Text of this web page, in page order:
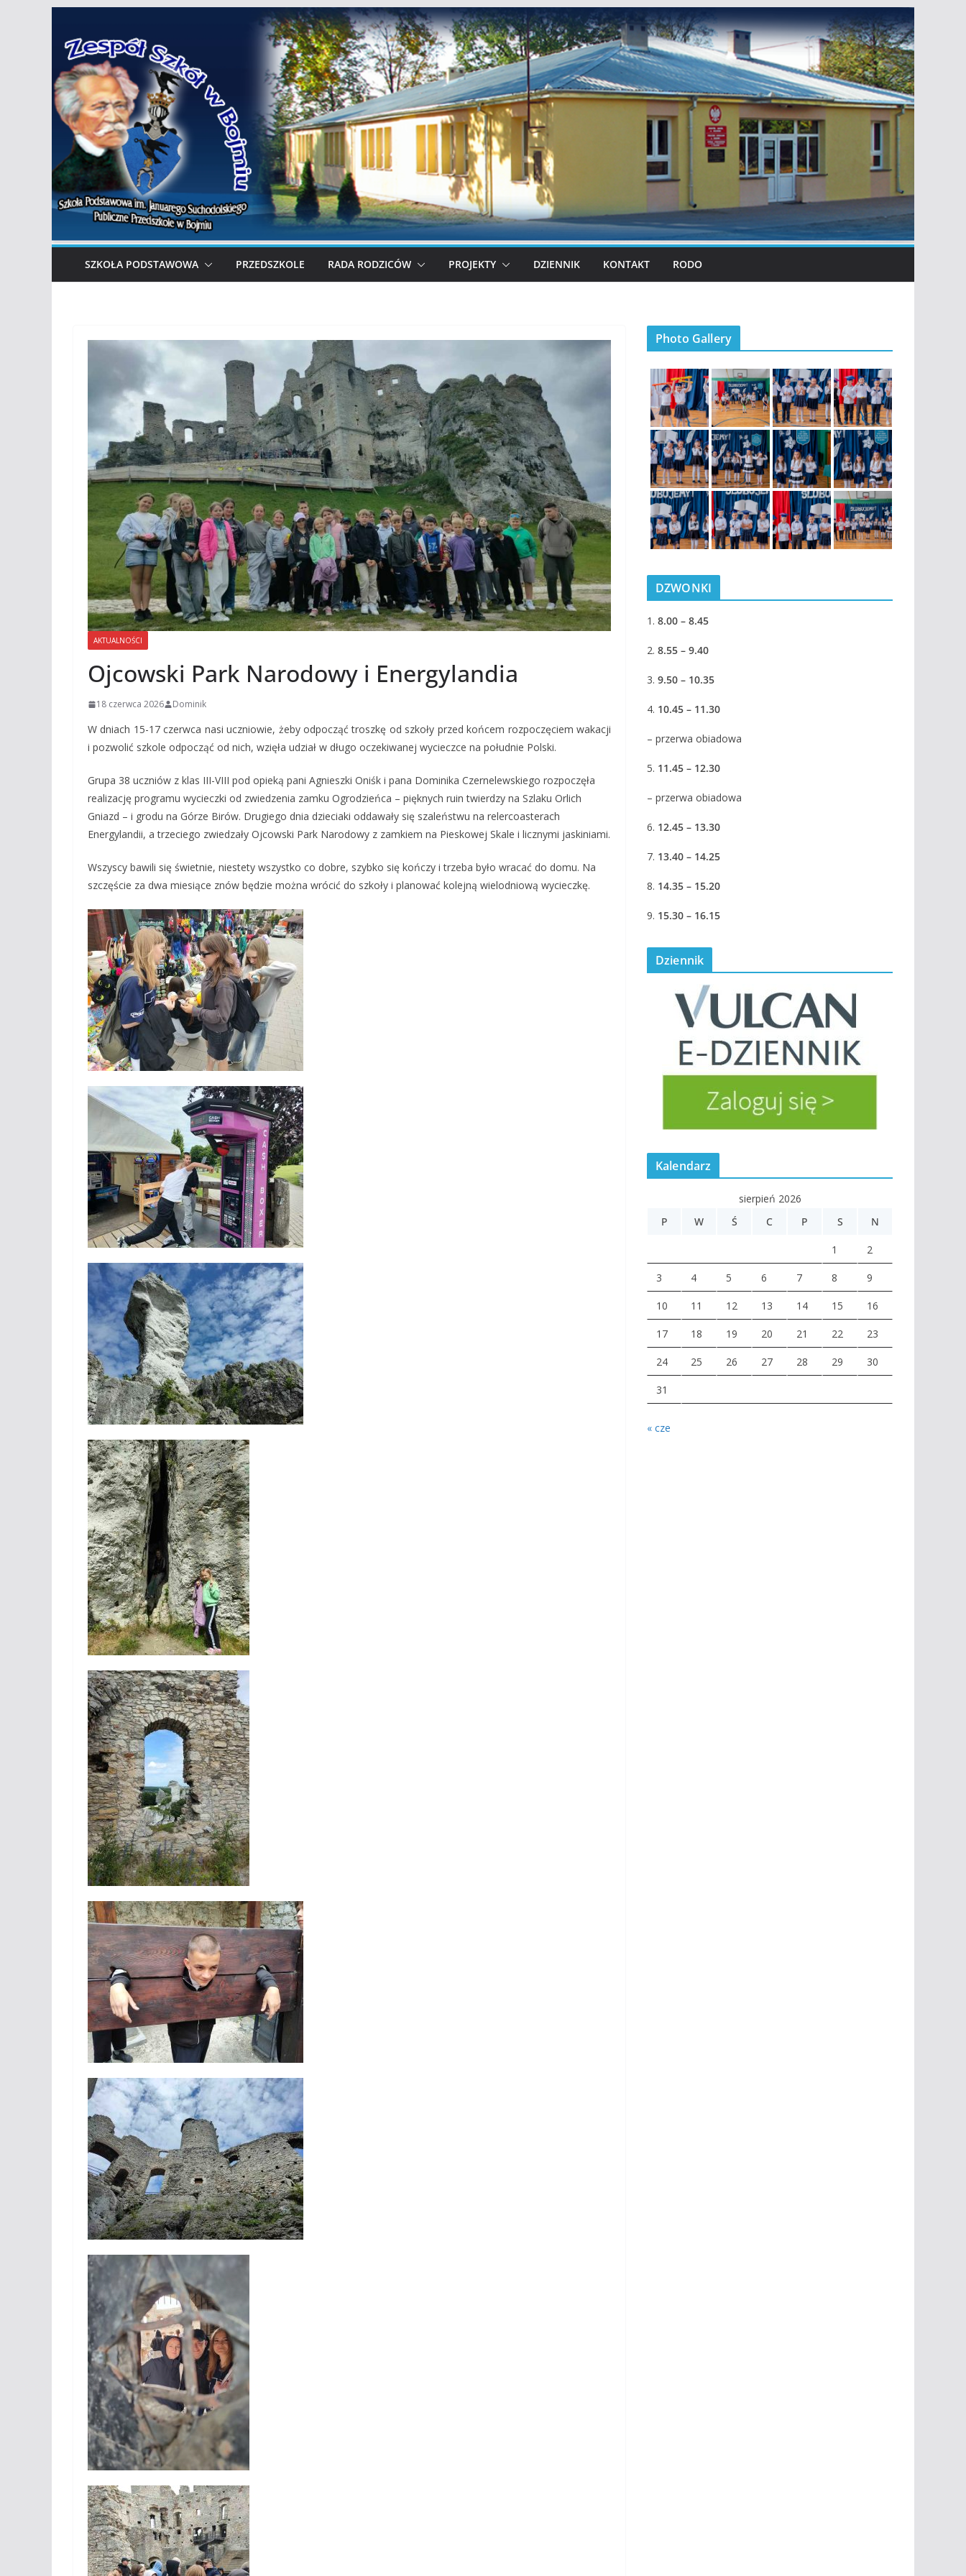
treści
SZKOŁA PODSTAWOWA PRZEDSZKOLE RADA RODZICÓW PROJEKTY DZIENNIK KONTAKT RODO
AKTUALNOŚCI
Ojcowski Park Narodowy i Energylandia
18 czerwca 2026 Dominik
W dniach 15-17 czerwca nasi uczniowie, żeby odpocząć troszkę od szkoły przed końcem rozpoczęciem wakacji
i pozwolić szkole odpocząć od nich, wzięła udział w długo oczekiwanej wycieczce na południe Polski.
Grupa 38 uczniów z klas III-VIII pod opieką pani Agnieszki Oniśk i pana Dominika Czernelewskiego rozpoczęła
realizację programu wycieczki od zwiedzenia zamku Ogrodzieńca – pięknych ruin twierdzy na Szlaku Orlich
Gniazd – i grodu na Górze Birów. Drugiego dnia dzieciaki oddawały się szaleństwu na relercoasterach
Energylandii, a trzeciego zwiedzały Ojcowski Park Narodowy z zamkiem na Pieskowej Skale i licznymi jaskiniami.
Wszyscy bawili się świetnie, niestety wszystko co dobre, szybko się kończy i trzeba było wracać do domu. Na
szczęście za dwa miesiące znów będzie można wrócić do szkoły i planować kolejną wielodniową wycieczkę.
Photo Gallery
DZWONKI
1. 8.00 – 8.45
2. 8.55 – 9.40
3. 9.50 – 10.35
4. 10.45 – 11.30
– przerwa obiadowa
5. 11.45 – 12.30
– przerwa obiadowa
6. 12.45 – 13.30
7. 13.40 – 14.25
8. 14.35 – 15.20
9. 15.30 – 16.15
Dziennik
Kalendarz
sierpień 2026
P
W Ś C P S N
1 2
3 4 5 6 7 8 9
10 11 12 13 14 15 16
17 18 19 20 21 22 23
24 25 26 27 28 29 30
31
« cze